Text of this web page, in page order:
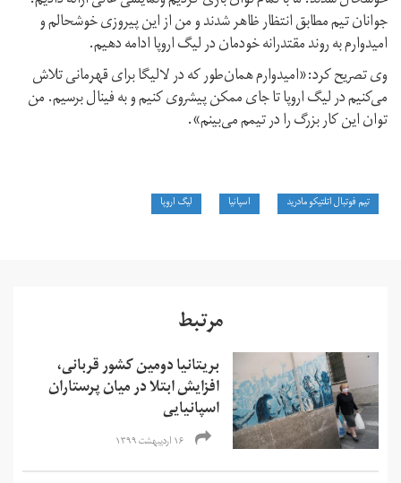
جوانان تیم مطابق انتظار ظاهر شدند و من از این پیروزی خوشحالم و
امیدوارم به روند مقتدرانه خودمان در لیگ اروپا ادامه دهیم.
وی تصریح کرد:«امیدوارم همان‌طور که در لالیگا برای قهرمانی تلاش
می‌کنیم در لیگ اروپا تا جای ممکن پیشروی کنیم و به فینال برسیم. من
توان این کار بزرگ را در تیمم می‌بینم».
تیم فوتبال اتلتیکو مادرید اسپانیا لیگ اروپا
مرتبط
​​​​​​​بریتانیا دومین کشور قربانی،
افزایش ابتلا در میان پرستاران
اسپانیایی
۱۶ اردیبهشت ۱۳۹۹